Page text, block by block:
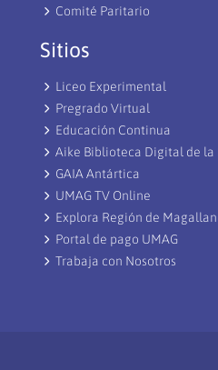
Comité Paritario
Sitios
Liceo Experimental
Pregrado Virtual
Educación Continua
Aike Biblioteca Digital de la
GAIA Antártica
UMAG TV Online
Explora Región de
Portal de pago UMAG
Trabaja con Nosotros